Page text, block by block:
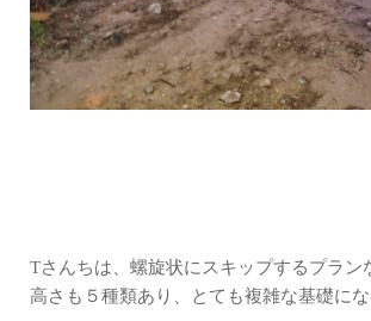
Tさんちは、螺旋状にスキップするプラン
高さも５種類あり、とても複雑な基礎にな